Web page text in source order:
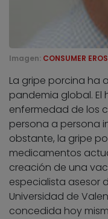
Imagen: CONSUMER
La gripe porcina ha
pandemia global. El
enfermedad de los
persona a persona
obstante, la gripe
medicamentos
creación de una
especialista asesor
Universidad de
concedida hoy mismo